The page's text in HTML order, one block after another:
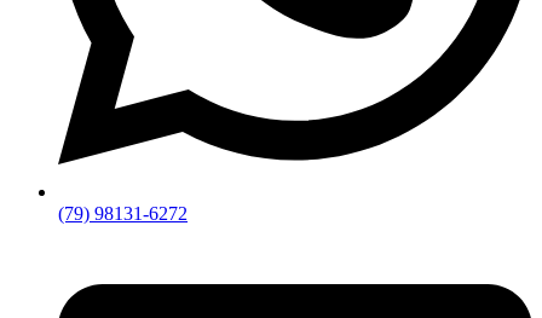
(79) 98131-6272